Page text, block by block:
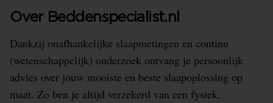
Over Beddenspecialist.nl
Dankzij onafhankelijke slaapmetingen en continu
(wetenschappelijk) onderzoek ontvang je persoonlijk
advies over jouw mooiste en beste slaapoplossing op
maat. Zo ben je altijd verzekerd van een fysiek,